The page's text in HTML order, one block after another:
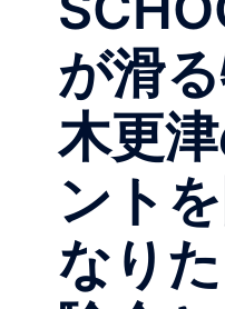
が滑
木更
ント
なり